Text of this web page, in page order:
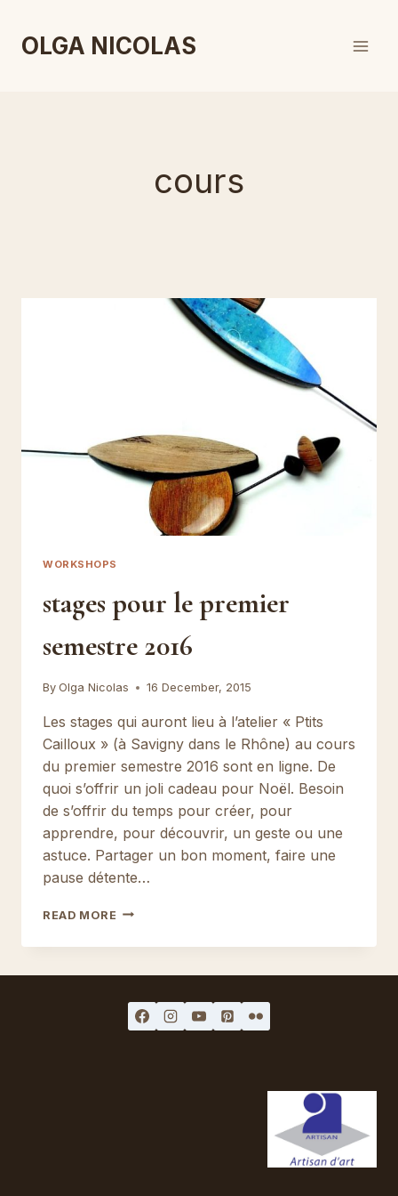
content
OLGA NICOLAS
cours
WORKSHOPS
stages pour le premier
semestre 2016
By Olga Nicolas 16 December, 2015
Les stages qui auront lieu à l’atelier « Ptits
Cailloux » (à Savigny dans le Rhône) au cours
du premier semestre 2016 sont en ligne. De
quoi s’offrir un joli cadeau pour Noël. Besoin
de s’offrir du temps pour créer, pour
apprendre, pour découvrir, un geste ou une
astuce. Partager un bon moment, faire une
pause détente…
READ MORE STAGES
LE
2016